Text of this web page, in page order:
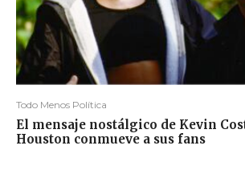
Todo Menos Política
El mensaje nostálgico de Kevin
Houston conmueve a sus fans